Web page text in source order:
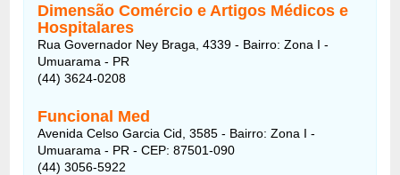
Dimensão Comércio e Artigos Médicos e
Hospitalares
Rua Governador Ney Braga, 4339 - Bairro: Zona I -
Umuarama - PR
(44) 3624-0208
Funcional Med
Avenida Celso Garcia Cid, 3585 - Bairro: Zona I -
Umuarama - PR - CEP: 87501-090
(44) 3056-5922